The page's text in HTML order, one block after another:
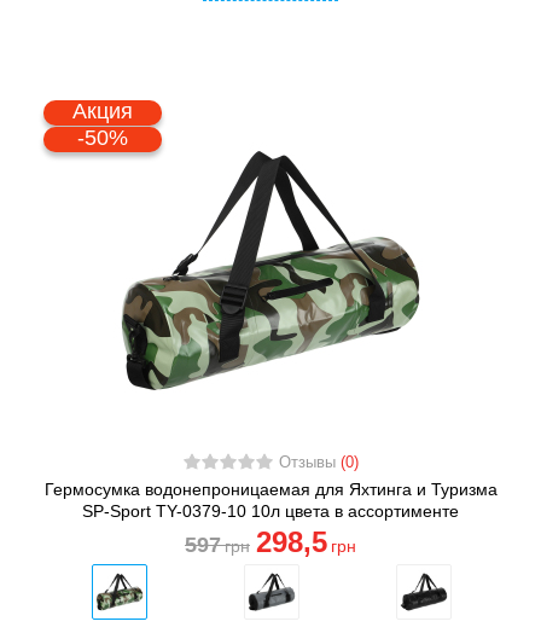
Акция
-50%
Отзывы (0)
Гермосумка водонепроницаемая для Яхтинга и Туризма
SP-Sport TY-0379-10 10л цвета в ассортименте
597грн 298,5 грн